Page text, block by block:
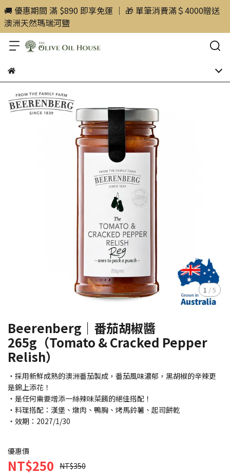
🚚 優惠期間 滿 $890 即享免運 ｜ 🎁 單筆消費滿＄4000贈送
澳洲天然瑪瑞河鹽
1 /5
Beerenberg｜番茄胡椒醬
265g（Tomato & Cracked Pepper
Relish）
・採用新鮮成熟的澳洲番茄製成，番茄風味濃郁，黑胡椒的辛辣更
是錦上添花！
・是任何需要增添一絲辣味菜餚的絕佳搭配！
・料理搭配：漢堡、燉肉、鴨胸、烤馬鈴薯、起司餅乾
・效期：2027/1/30
優惠價
NT$250 NT$350